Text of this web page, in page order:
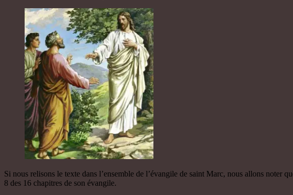
Si nous relisons le texte dans l’ensemble de l’évangile de saint Marc, nous allons noter
8 des 16 chapitres de son évangile.